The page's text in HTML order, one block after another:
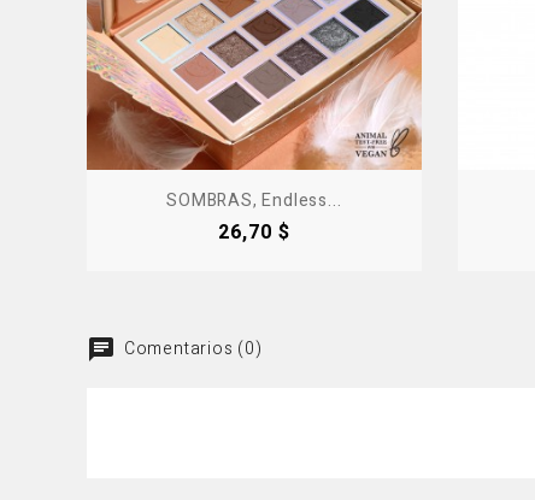
SOMBRAS, Endless...
Precio
26,70 $
Comentarios (0)